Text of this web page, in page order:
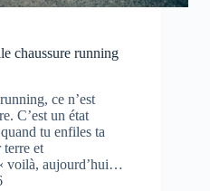
chaussure running
ce n’est
C’est un état
tu enfiles ta
terre et
voilà, aujourd’hui…